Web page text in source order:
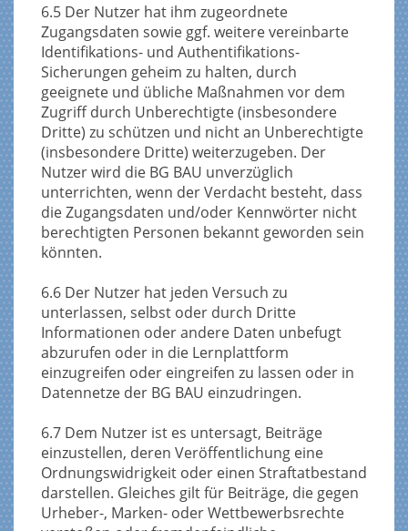
6.5 Der Nutzer hat ihm zugeordnete
Zugangsdaten sowie ggf. weitere vereinbarte
Identifikations- und Authentifikations-
Sicherungen geheim zu halten, durch
geeignete und übliche Maßnahmen vor dem
Zugriff durch Unberechtigte (insbesondere
Dritte) zu schützen und nicht an Unberechtigte
(insbesondere Dritte) weiterzugeben. Der
Nutzer wird die BG BAU unverzüglich
unterrichten, wenn der Verdacht besteht, dass
die Zugangsdaten und/oder Kennwörter nicht
berechtigten Personen bekannt geworden sein
könnten.
6.6 Der Nutzer hat jeden Versuch zu
unterlassen, selbst oder durch Dritte
Informationen oder andere Daten unbefugt
abzurufen oder in die Lernplattform
einzugreifen oder eingreifen zu lassen oder in
Datennetze der BG BAU einzudringen.
6.7 Dem Nutzer ist es untersagt, Beiträge
einzustellen, deren Veröffentlichung eine
Ordnungswidrigkeit oder einen Straftatbestand
darstellen. Gleiches gilt für Beiträge, die gegen
Urheber-, Marken- oder Wettbewerbsrechte